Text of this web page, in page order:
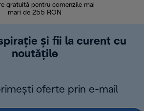
gratuită pentru comenzile mai
mari de 255 RON
și fii la curent cu
noutățile
oferte prin e-mail